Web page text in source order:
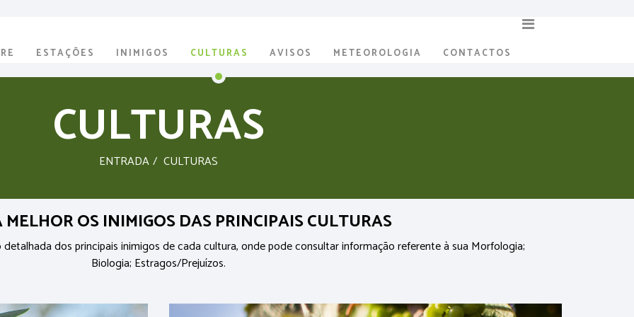
ESTAÇÕES INIMIGOS CULTURAS AVISOS METEOROLOGIA CONTACTOS
CULTURAS
ENTRADA CULTURAS
OS INIMIGOS DAS PRINCIPAIS CULTURAS
dos principais inimigos de cada cultura, onde pode consultar informação referente à sua Morfologia;
Biologia; Estragos/Prejuízos.